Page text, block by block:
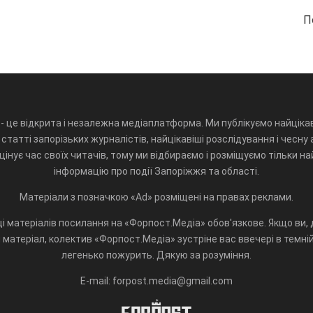
це відкрита і незалежна медіаплатформа. Ми публікуємо
запорізьких журналістів, найцікавіші розслідування і чесну
час своїх читачів, тому ми відбираємо і розміщуємо тільки
інформацію про події Запоріжжя та області.
Матеріали з позначкою «Ad» розміщені на правах реклами.
матеріалів посилання на «Форпост.Медіа» обов'язкове. Якщо ви,
колектив «Форпост.Медіа» зустріне вас ввечері в темній
легенько пожурить. Дякую за розуміння.
E-mail: forpost.media@gmail.com